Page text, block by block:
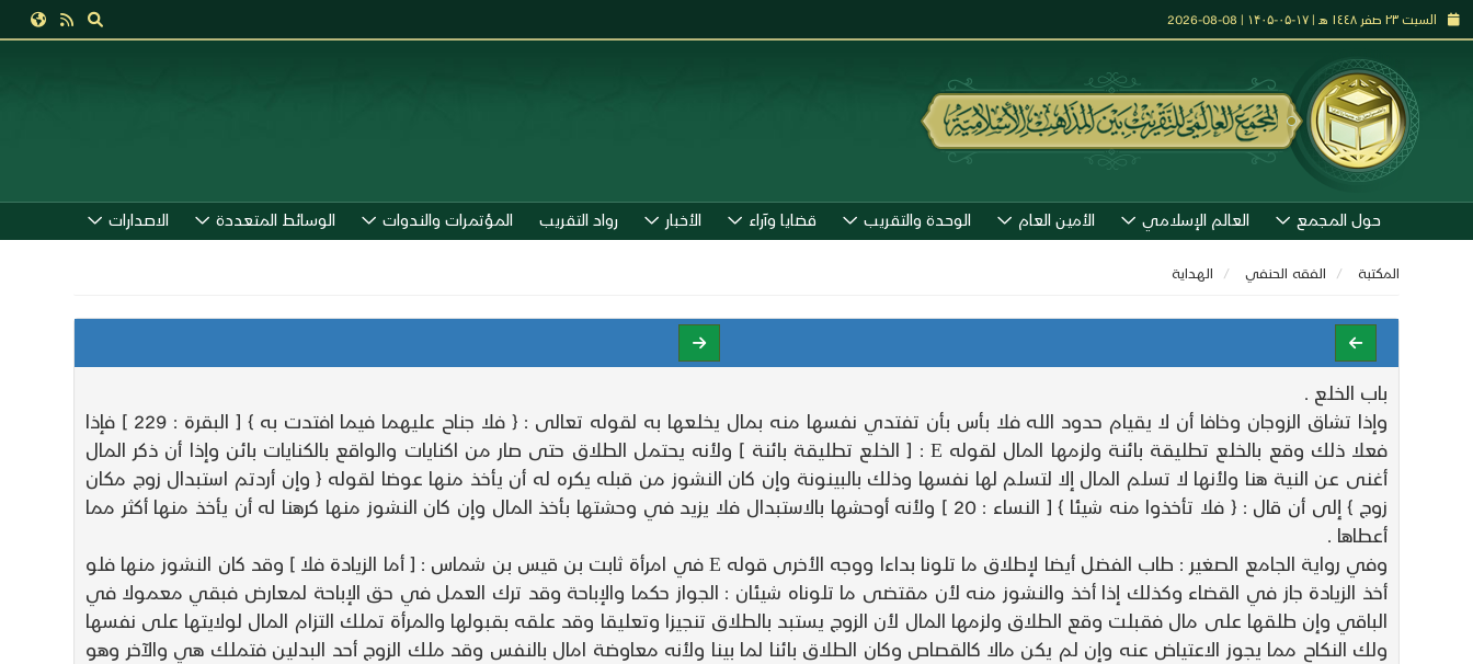
السبت ٢٣ صفر ١٤٤٨ هـ | ۱۷-۰۵-۱۴۰۵ | 08-08-2026
حول المجمع العالم الإسلامي الأمين العام الوحدة والتقريب قضايا وآراء الأخبار رواد التقريب المؤتمرات والندوات الوسائط المتعددة الاصدارات
المكتبة الفقه الحنفي الهـداية
باب الخلع .
وإذا تشاق الزوجان وخافا أن لا يقيام حدود الله فلا بأس بأن تفتدي نفسها منه بمال يخلعها به لقوله تعالى : { فلا جناح عليهما فيما افتدت به } [ البقرة : 229 ] فإذا
فعلا ذلك وقع بالخلع تطليقة بائنة ولزمها المال لقوله E : [ الخلع تطليقة بائنة ] ولأنه يحتمل الطلاق حتى صار من اكنايات والواقع بالكنايات بائن وإذا أن ذكر المال
أغنى عن النية هنا ولأنها لا تسلم المال إلا لتسلم لها نفسها وذلك بالبينونة وإن كان النشوز من قبله يكره له أن يأخذ منها عوضا لقوله { وإن أردتم استبدال زوج مكان
زوج } إلى أن قال : { فلا تأخذوا منه شيئا } [ النساء : 20 ] ولأنه أوحشها بالاستبدال فلا يزيد في وحشتها بأخذ المال وإن كان النشوز منها كرهنا له أن يأخذ منها أكثر مما
أعطاها .
وفي رواية الجامع الصغير : طاب الفضل أيضا لإطلاق ما تلونا بداءا ووجه الأخرى قوله E في امرأة ثابت بن قيس بن شماس : [ أما الزيادة فلا ] وقد كان النشوز منها فلو
أخذ الزيادة جاز في القضاء وكذلك إذا أخذ والنشوز منه لأن مقتضى ما تلوناه شيئان : الجواز حكما والإباحة وقد ترك العمل في حق الإباحة لمعارض فبقي معمولا في
الباقي وإن طلقها على مال فقبلت وقع الطلاق ولزمها المال لأن الزوج يستبد بالطلاق تنجيزا وتعليقا وقد علقه بقبولها والمرأة تملك التزام المال لولايتها على نفسها
ولك النكاح مما يجوز الاعتياض عنه وإن لم يكن مالا كالقصاص وكان الطلاق بائنا لما بينا ولأنه معاوضة امال بالنفس وقد ملك الزوج أحد البدلين فتملك هي والآخر وهو